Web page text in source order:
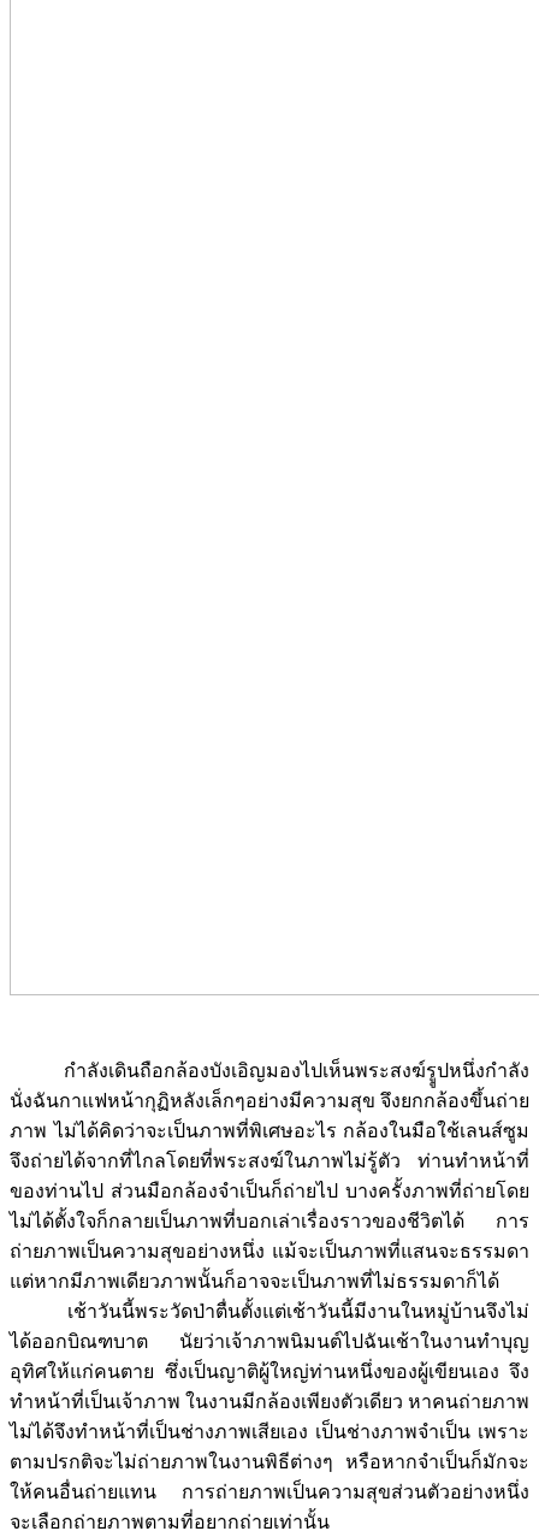
กำลังเดินถือกล้องบังเอิญมองไปเห็นพระสงฆ์รููปหนึ่งกำลัง
นั่งฉันกาแฟหน้ากุฏิหลังเล็กๆอย่างมีความสุข จึงยกกล้องขึ้นถ่าย
ภาพ ไม่ได้คิดว่าจะเป็นภาพที่พิเศษอะไร กล้องในมือใช้เลนส์ซูม
จึงถ่ายได้จากที่ไกลโดยที่พระสงฆ์ในภาพไม่รู้ตัว ท่านทำหน้าที่
ของท่านไป ส่วนมือกล้องจำเป็นก็ถ่ายไป บางครั้งภาพที่ถ่ายโดย
ไม่ได้ตั้งใจก็กลายเป็นภาพที่บอกเล่าเรื่องราวของชีวิตได้ การ
ถ่ายภาพเป็นความสุขอย่างหนึ่ง แม้จะเป็นภาพที่แสนจะธรรมดา
แต่หากมีภาพเดียวภาพนั้นก็อาจจะเป็นภาพที่ไม่ธรรมดาก็ได้
เช้าวันนี้พระวัดป่าตื่นตั้งแต่เช้าวันนี้มีงานในหมู่บ้านจึงไม่
ได้ออกบิณฑบาต นัยว่าเจ้าภาพนิมนต์ไปฉันเช้าในงานทำบุญ
อุทิศให้แก่คนตาย ซึ่งเป็นญาติผู้ใหญ่ท่านหนึ่งของผู้เขียนเอง จึง
ทำหน้าที่เป็นเจ้าภาพ ในงานมีกล้องเพียงตัวเดียว หาคนถ่ายภาพ
ไม่ได้จึงทำหน้าที่เป็นช่างภาพเสียเอง เป็นช่างภาพจำเป็น เพราะ
ตามปรกติจะไม่ถ่ายภาพในงานพิธีต่างๆ หรือหากจำเป็นก็มักจะ
ให้คนอื่นถ่ายแทน การถ่ายภาพเป็นความสุขส่วนตัวอย่างหนึ่ง
จะเลือกถ่ายภาพตามที่อยากถ่ายเท่านั้น